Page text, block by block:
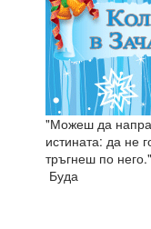
"Можеш да
истината: да не
тръгнеш по него."
Буда